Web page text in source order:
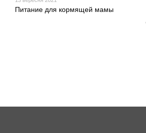
Питание для кормящей мамы